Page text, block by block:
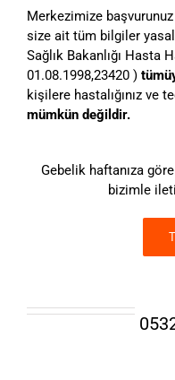
Merkezimize
size ait tüm bilgiler yasal
Sağlık Bakanlığı Hasta
01.08.1998,23420 )
kişilere hastalığınız ve
mümkün değildir.
Gebelik haftanıza
bizimle